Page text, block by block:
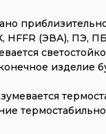
HFFR (ЭВА), ПЭ,